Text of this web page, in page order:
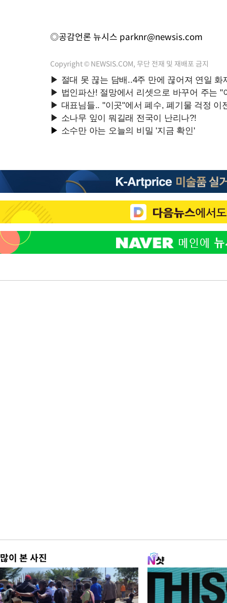
◎공감언론 뉴시스 parknr@newsis.com
Copyright © NEWSIS.COM, 무단 전재 및 재배포 금지
많이 본 사진